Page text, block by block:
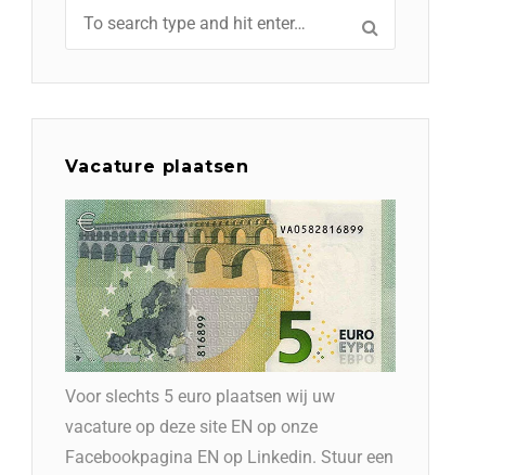
Vacature plaatsen
Voor slechts 5 euro plaatsen wij uw
vacature op deze site EN op onze
Facebookpagina EN op Linkedin. Stuur een